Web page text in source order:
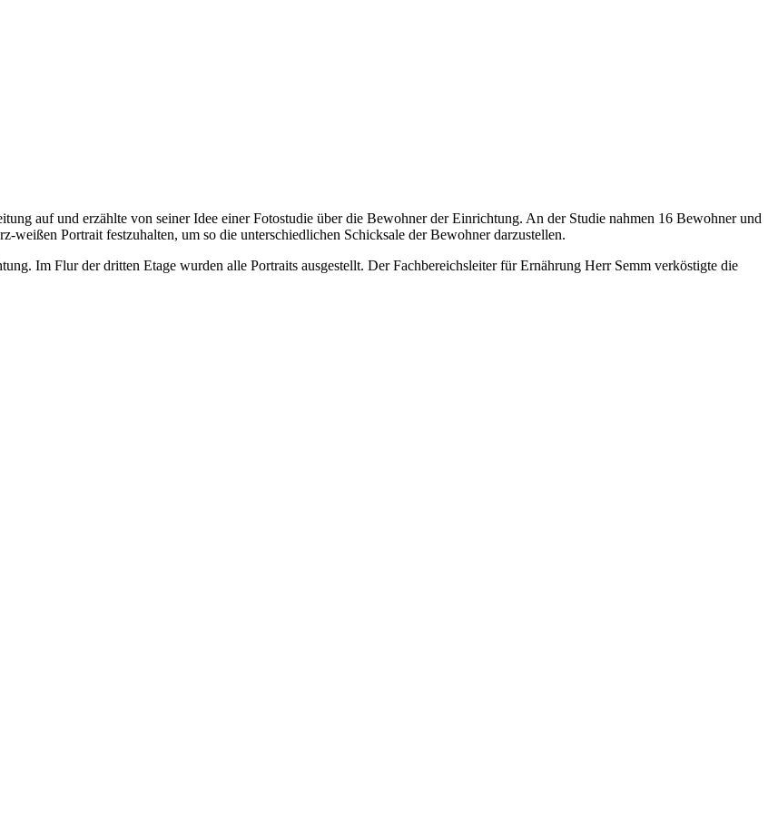
auf und erzählte von seiner Idee einer Fotostudie über die Bewohner der Einrichtung. An der Studie nahmen 16 Bewohner und
Portrait festzuhalten, um so die unterschiedlichen Schicksale der Bewohner darzustellen.
Im Flur der dritten Etage wurden alle Portraits ausgestellt. Der Fachbereichsleiter für Ernährung Herr Semm verköstigte die